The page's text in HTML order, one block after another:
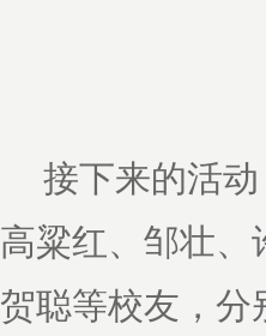
接下来的活
高粱红、邹壮、
贺聪等校友，分